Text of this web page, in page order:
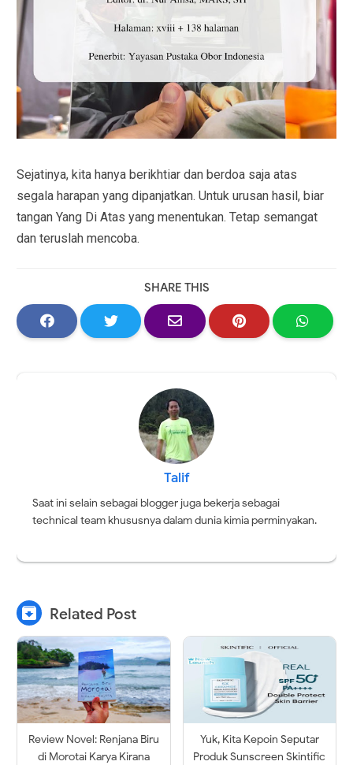
Sejatinya, kita hanya berikhtiar dan berdoa saja atas
segala harapan yang dipanjatkan. Untuk urusan hasil, biar
tangan Yang Di Atas yang menentukan. Tetap semangat
dan teruslah mencoba.
SHARE THIS
Talif
Saat ini selain sebagai blogger juga bekerja sebagai
technical team khususnya dalam dunia kimia perminyakan.
 Related Post
Review Novel: Renjana Biru
di Morotai Karya Kirana
Yuk, Kita Kepoin Seputar
Produk Sunscreen Skintific